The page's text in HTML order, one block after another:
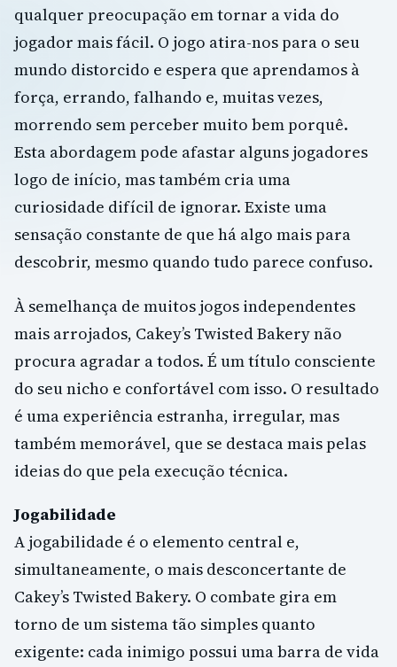
qualquer preocupação em tornar a vida do
jogador mais fácil. O jogo atira-nos para o seu
mundo distorcido e espera que aprendamos à
força, errando, falhando e, muitas vezes,
morrendo sem perceber muito bem porquê.
Esta abordagem pode afastar alguns jogadores
logo de início, mas também cria uma
curiosidade difícil de ignorar. Existe uma
sensação constante de que há algo mais para
descobrir, mesmo quando tudo parece confuso.
À semelhança de muitos jogos independentes
mais arrojados, Cakey’s Twisted Bakery não
procura agradar a todos. É um título consciente
do seu nicho e confortável com isso. O resultado
é uma experiência estranha, irregular, mas
também memorável, que se destaca mais pelas
ideias do que pela execução técnica.
Jogabilidade
A jogabilidade é o elemento central e,
simultaneamente, o mais desconcertante de
Cakey’s Twisted Bakery. O combate gira em
torno de um sistema tão simples quanto
exigente: cada inimigo possui uma barra de vida